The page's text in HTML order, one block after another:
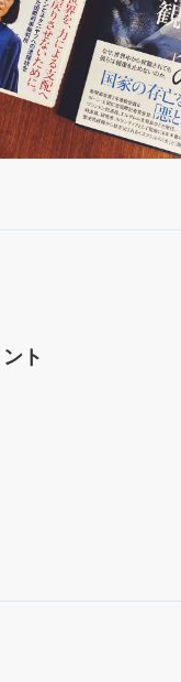
の世界観』。いつ
しに、読み通せる
手繰ることを始めよ
ト